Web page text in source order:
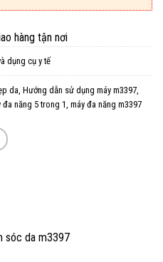
hàng tận nơi
dụng cụ y tế
da Hướng dẫn sử dụng máy m3397
đa năng 5 trong 1 máy đa năng m3397
sóc da m3397